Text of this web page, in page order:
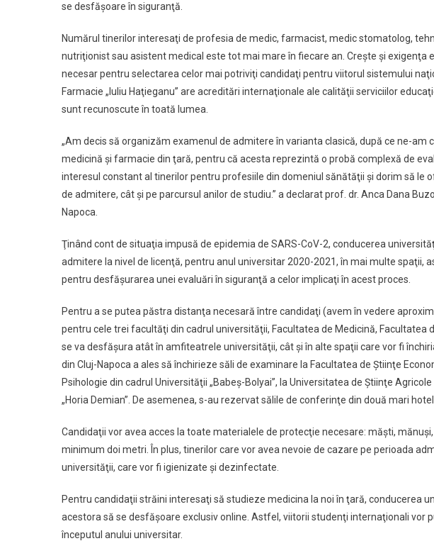
se desfăşoare în siguranţă.
Numărul tinerilor interesaţi de profesia de medic, farmacist, medic stomatolog,
nutriţionist sau asistent medical este tot mai mare în fiecare an. Creşte şi exigenţa
necesar pentru selectarea celor mai potriviţi candidaţi pentru viitorul sistemului
Farmacie „Iuliu Haţieganu” are acreditări internaţionale ale calităţii serviciilor
sunt recunoscute în toată lumea.
„Am decis să organizăm examenul de admitere în varianta clasică, după ce ne-
medicină şi farmacie din ţară, pentru că acesta reprezintă o probă complexă de
interesul constant al tinerilor pentru profesiile din domeniul sănătăţii şi dorim să le
de admitere, cât şi pe parcursul anilor de studiu.” a declarat prof. dr. Anca Dana
Napoca.
Ţinând cont de situaţia impusă de epidemia de SARS-CoV-2, conducerea
admitere la nivel de licenţă, pentru anul universitar 2020-2021, în mai multe spaţii,
pentru desfăşurarea unei evaluări în siguranţă a celor implicaţi în acest proces.
Pentru a se putea păstra distanţa necesară între candidaţi (avem în vedere
pentru cele trei facultăţi din cadrul universităţii, Facultatea de Medicină, Facultatea
se va desfăşura atât în amfiteatrele universităţii, cât şi în alte spaţii care vor fi
din Cluj-Napoca a ales să închirieze săli de examinare la Facultatea de Ştiinţe
Psihologie din cadrul Universităţii „Babeş-Bolyai”, la Universitatea de Ştiinţe
„Horia Demian”. De asemenea, s-au rezervat sălile de conferinţe din două mari
Candidaţii vor avea acces la toate materialele de protecţie necesare: măşti,
minimum doi metri. În plus, tinerilor care vor avea nevoie de cazare pe perioada
universităţii, care vor fi igienizate şi dezinfectate.
Pentru candidaţii străini interesaţi să studieze medicina la noi în ţară, conducerea
acestora să se desfăşoare exclusiv online. Astfel, viitorii studenţi internaţionali vor
începutul anului universitar.